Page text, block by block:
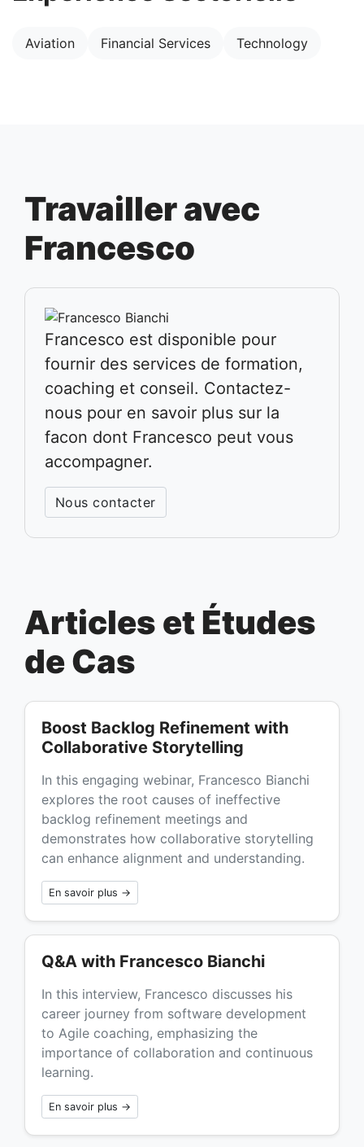
Aviation Financial Services Technology
Travailler avec
Francesco
Francesco est disponible pour
fournir des services de formation,
coaching et conseil. Contactez-
nous pour en savoir plus sur la
facon dont Francesco peut vous
accompagner.
Nous contacter
Articles et Études
de Cas
Boost Backlog Refinement with
Collaborative Storytelling
In this engaging webinar, Francesco Bianchi
explores the root causes of ineffective
backlog refinement meetings and
demonstrates how collaborative storytelling
can enhance alignment and understanding.
En savoir plus →
Q&A with Francesco Bianchi
In this interview, Francesco discusses his
career journey from software development
to Agile coaching, emphasizing the
importance of collaboration and continuous
learning.
En savoir plus →